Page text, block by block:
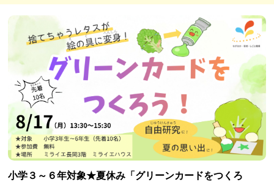
小学３～６年対象★夏休み「グリーンカードをつくろ